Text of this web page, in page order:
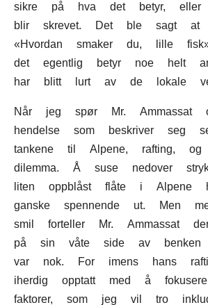
sikre på hva det betyr, eller
blir skrevet. Det ble sagt at
«Hvordan smaker du, lille
det egentlig betyr noe helt
har blitt lurt av de lokale
Når jeg spør Mr. Ammassat
hendelse som beskriver seg
tankene til Alpene, rafting,
dilemma. Å suse nedover
liten oppblåst flåte i Alpene
ganske spennende ut. Men
smil forteller Mr. Ammassat
på sin våte side av
var nok. For imens hans
iherdig opptatt med å
faktorer, som jeg vil tro